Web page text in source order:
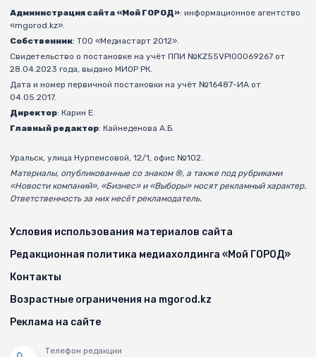
Администрация сайта «Мой ГОРОД»: информационное агентство
«mgorod.kz».
Собственник: ТОО «Медиастарт 2012».
Свидетельство о постановке на учёт ППИ №KZ55VPI00069267 от
28.04.2023 года, выдано МИОР РК.
Дата и номер первичной постановки на учёт №16487-ИА от
04.05.2017.
Директор: Карин Е.
Главный редактор: Кайнеденова А.Б.
Уральск, улица Нурпеисовой, 12/1, офис №102.
Материалы, опубликованные со знаком ®, а также под рубриками
«Новости компаний», «Бизнес» и «Выборы» носят рекламный характер.
Ответственность за них несёт рекламодатель.
Условия использования материалов сайта
Редакционная политика медиахолдинга «Мой ГОРОД»
Контакты
Возрастные ограничения на mgorod.kz
Реклама на сайте
Телефон редакции